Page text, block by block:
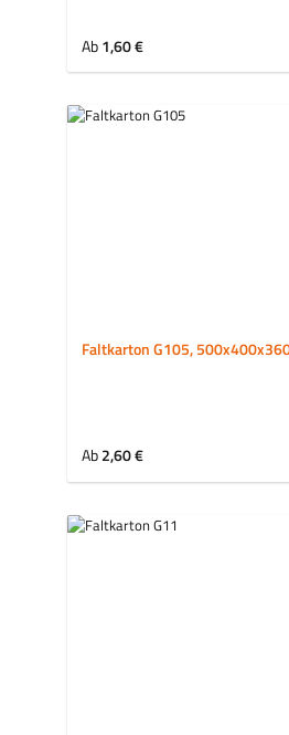
Regulärer Preis:
Ab1,60 €
Faltkarton G105,
Regulärer Preis:
Ab2,60 €